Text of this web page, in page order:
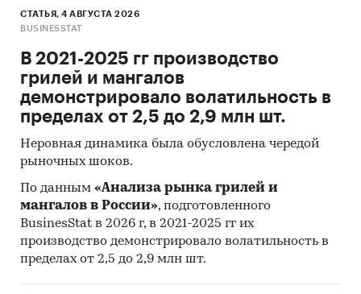
СТАТЬЯ, 4 АВГУСТА 2026
BUSINESSTAT
В 2021-2025 гг производство
грилей и мангалов
демонстрировало волатильность в
пределах от 2,5 до 2,9 млн шт.
Неровная динамика была обусловлена чередой
рыночных шоков.
По данным «Анализа рынка грилей и
мангалов в России», подготовленного
BusinesStat в 2026 г, в 2021-2025 гг их
производство демонстрировало волатильность в
пределах от 2,5 до 2,9 млн шт.